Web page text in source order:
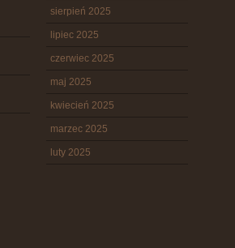
sierpień 2025
lipiec 2025
czerwiec 2025
maj 2025
kwiecień 2025
marzec 2025
luty 2025